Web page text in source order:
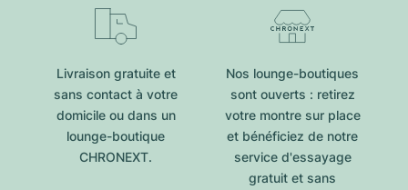
Livraison gratuite et
sans contact à votre
domicile ou dans un
lounge-boutique
CHRONEXT.
Nos lounge-boutiques
sont ouverts : retirez
votre montre sur place
et bénéficiez de notre
service d'essayage
gratuit et sans